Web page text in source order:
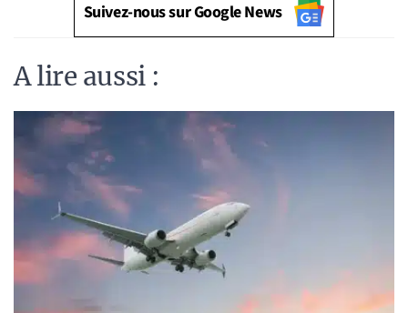
Suivez-nous sur Google News
A lire aussi :